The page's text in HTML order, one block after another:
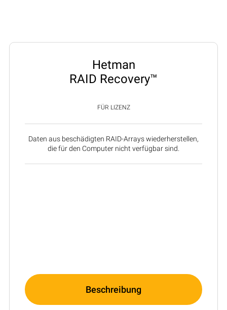
Hetman
RAID Recovery™
FÜR LIZENZ
Daten aus beschädigten RAID-Arrays wiederherstellen,
die für den Computer nicht verfügbar sind.
Beschreibung